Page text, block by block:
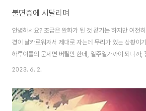
불면증에 시달리며
안녕하세요? 조금은 완화가 된 것 같기는 하지만 여전
경이 날카로워져서 제대로 자는데 무리가 있는 상황이
하루이틀의 문제면 버틸만 한데, 일주일가까이 되니까,
지는 중 입니다. 특히 가장 심각한게 밤에 불을 끄면 심
고 있어서 집중력이 필요한 때에 이러니까, 제대로 움
든 상황이기는 합니다.
2023. 6. 2.